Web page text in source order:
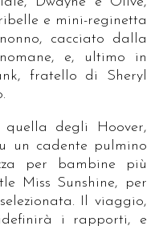
e mini-reginetta
cacciato dalla
e, ultimo in
fratello di Sheryl
degli Hoover,
un cadente pulmino
per bambine più
Miss Sunshine, per
Il viaggio,
i rapporti, e